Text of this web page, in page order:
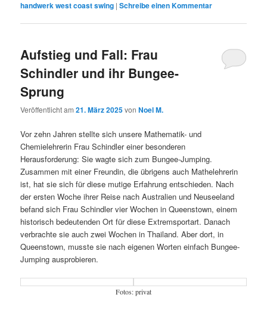
handwerk west coast swing |Schreibe einen Kommentar
Aufstieg und Fall: Frau
Schindler und ihr Bungee-
Sprung
Veröffentlicht am21. März 2025vonNoel M.
Vor zehn Jahren stellte sich unsere Mathematik- und
Chemielehrerin Frau Schindler einer besonderen
Herausforderung: Sie wagte sich zum Bungee-Jumping.
Zusammen mit einer Freundin, die übrigens auch Mathelehrerin
ist, hat sie sich für diese mutige Erfahrung entschieden. Nach
der ersten Woche ihrer Reise nach Australien und Neuseeland
befand sich Frau Schindler vier Wochen in Queenstown, einem
historisch bedeutenden Ort für diese Extremsportart. Danach
verbrachte sie auch zwei Wochen in Thailand. Aber dort, in
Queenstown, musste sie nach eigenen Worten einfach Bungee-
Jumping ausprobieren.
Fotos: privat